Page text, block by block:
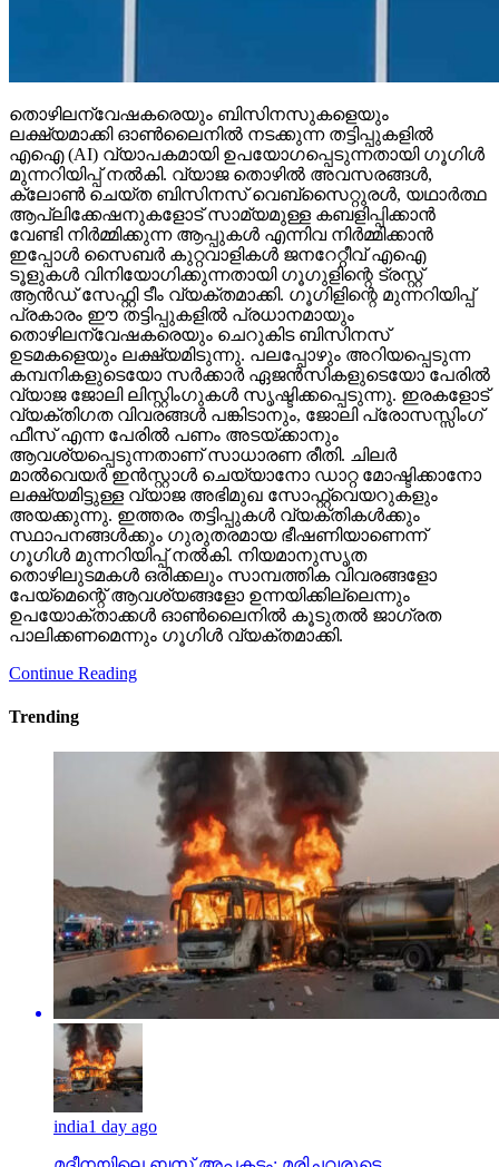
തൊഴിലന്വേഷകരെയും ബിസിനസുകളെയും
ലക്ഷ്യമാക്കി ഓണ്‍ലൈനില്‍ നടക്കുന്ന തട്ടിപ്പുകളില്‍
എഐ (AI) വ്യാപകമായി ഉപയോഗപ്പെടുന്നതായി ഗൂഗിള്‍
മുന്നറിയിപ്പ് നല്‍കി. വ്യാജ തൊഴില്‍ അവസരങ്ങള്‍,
ക്ലോണ്‍ ചെയ്ത ബിസിനസ് വെബ്‌സൈറ്റുരള്‍, യഥാര്‍ത്ഥ
ആപ്ലിക്കേഷനുകളോട് സാമ്യമുള്ള കബളിപ്പിക്കാന്‍
വേണ്ടി നിര്‍മ്മിക്കുന്ന ആപ്പുകള്‍ എന്നിവ നിര്‍മ്മിക്കാന്‍
ഇപ്പോള്‍ സൈബര്‍ കുറ്റവാളികള്‍ ജനറേറ്റീവ് എഐ
ടൂളുകള്‍ വിനിയോഗിക്കുന്നതായി ഗൂഗുളിന്റെ ട്രസ്റ്റ്
ആന്‍ഡ് സേഫ്റ്റി ടീം വ്യക്തമാക്കി. ഗൂഗിളിന്റെ മുന്നറിയിപ്പ്
പ്രകാരം ഈ തട്ടിപ്പുകളില്‍ പ്രധാനമായും
തൊഴിലന്വേഷകരെയും ചെറുകിട ബിസിനസ്
ഉടമകളെയും ലക്ഷ്യമിടുന്നു. പലപ്പോഴും അറിയപ്പെടുന്ന
കമ്പനികളുടെയോ സര്‍ക്കാര്‍ ഏജന്‍സികളുടെയോ പേരില്‍
വ്യാജ ജോലി ലിസ്റ്റിംഗുകള്‍ സൃഷ്ടിക്കപ്പെടുന്നു. ഇരകളോട്
വ്യക്തിഗത വിവരങ്ങള്‍ പങ്കിടാനും, ജോലി പ്രോസസ്സിംഗ്
ഫീസ് എന്ന പേരില്‍ പണം അടയ്ക്കാനും
ആവശ്യപ്പെടുന്നതാണ് സാധാരണ രീതി. ചിലര്‍
മാല്‍വെയര്‍ ഇന്‍സ്റ്റാള്‍ ചെയ്യാനോ ഡാറ്റ മോഷ്ടിക്കാനോ
ലക്ഷ്യമിട്ടുള്ള വ്യാജ അഭിമുഖ സോഫ്റ്റ്‌വെയറുകളും
അയക്കുന്നു. ഇത്തരം തട്ടിപ്പുകള്‍ വ്യക്തികള്‍ക്കും
സ്ഥാപനങ്ങള്‍ക്കും ഗുരുതരമായ ഭീഷണിയാണെന്ന്
ഗൂഗിള്‍ മുന്നറിയിപ്പ് നല്‍കി. നിയമാനുസൃത
തൊഴിലുടമകള്‍ ഒരിക്കലും സാമ്പത്തിക വിവരങ്ങളോ
പേയ്‌മെന്റെ് ആവശ്യങ്ങളോ ഉന്നയിക്കില്ലെന്നും
ഉപയോക്താക്കള്‍ ഓണ്‍ലൈനില്‍ കൂടുതല്‍ ജാഗ്രത
പാലിക്കണമെന്നും ഗൂഗിള്‍ വ്യക്തമാക്കി.
Continue Reading
Trending
india1 day ago